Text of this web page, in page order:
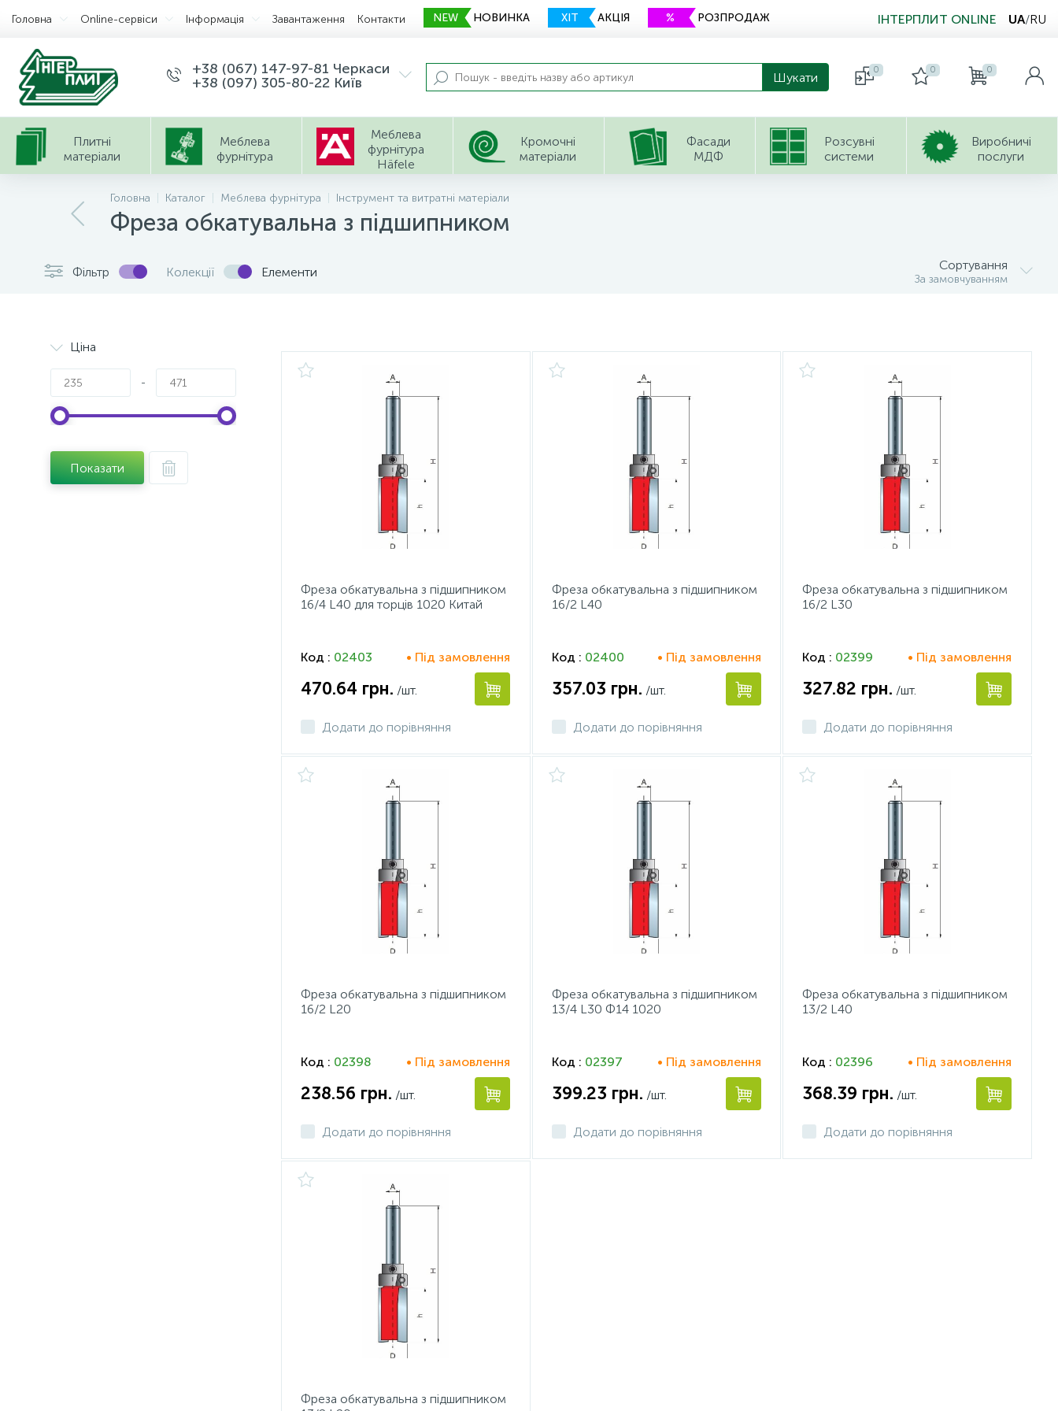
Головна Оnline-сервіси Інформація Завантаження Контакти NEW НОВИНКА ХІТ АКЦІЯ % РОЗПРОДАЖ ІНТЕРПЛИТ ONLINE UA/RU
+38 (067) 147-97-81 Черкаси
+38 (097) 305-80-22 Київ
0 0 0
Плитні
матеріали
Меблева
фурнітура
Меблева
фурнітура
Häfele
Кромочні
матеріали
Фасади
МДФ
Розсувні
системи
Виробничі
послуги
Головна Каталог Меблева фурнітура Інструмент та витратні матеріали
Фреза обкатувальна з підшипником
Фільтр Колекції Елементи Сортування
За замовчуванням
Ціна
-
Показати
Фреза обкатувальна з підшипником
16/4 L40 для торців 1020 Китай
Код : 02403 • Під замовлення
470.64 грн. /шт.
Додати до порівняння
Фреза обкатувальна з підшипником
16/2 L40
Код : 02400 • Під замовлення
357.03 грн. /шт.
Додати до порівняння
Фреза обкатувальна з підшипником
16/2 L30
Код : 02399 • Під замовлення
327.82 грн. /шт.
Додати до порівняння
Фреза обкатувальна з підшипником
16/2 L20
Код : 02398 • Під замовлення
238.56 грн. /шт.
Додати до порівняння
Фреза обкатувальна з підшипником
13/4 L30 Ф14 1020
Код : 02397 • Під замовлення
399.23 грн. /шт.
Додати до порівняння
Фреза обкатувальна з підшипником
13/2 L40
Код : 02396 • Під замовлення
368.39 грн. /шт.
Додати до порівняння
Фреза обкатувальна з підшипником